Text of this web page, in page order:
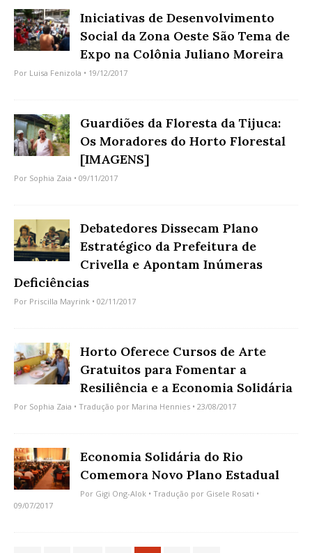
Iniciativas de Desenvolvimento
Social da Zona Oeste São Tema de
Expo na Colônia Juliano Moreira
Por Luisa Fenizola • 19/12/2017
Guardiões da Floresta da Tijuca:
Os Moradores do Horto Florestal
[IMAGENS]
Por Sophia Zaia • 09/11/2017
Debatedores Dissecam Plano
Estratégico da Prefeitura de
Crivella e Apontam Inúmeras
Deficiências
Por Priscilla Mayrink • 02/11/2017
Horto Oferece Cursos de Arte
Gratuitos para Fomentar a
Resiliência e a Economia Solidária
Por Sophia Zaia • Tradução por Marina Hennies • 23/08/2017
Economia Solidária do Rio
Comemora Novo Plano Estadual
Por Gigi Ong-Alok • Tradução por Gisele Rosati •
09/07/2017